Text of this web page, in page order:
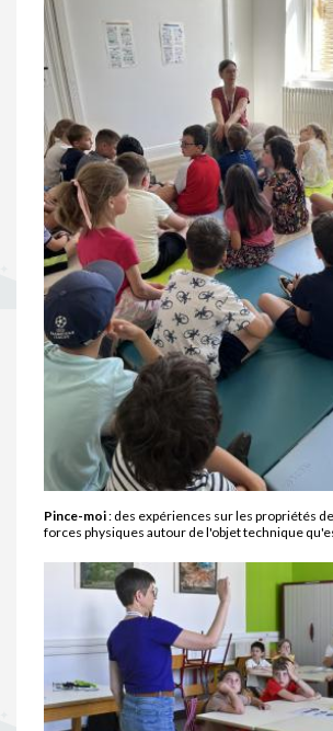
Pince-moi: des expériences sur les propriétés
forces physiques autour de l'objet technique